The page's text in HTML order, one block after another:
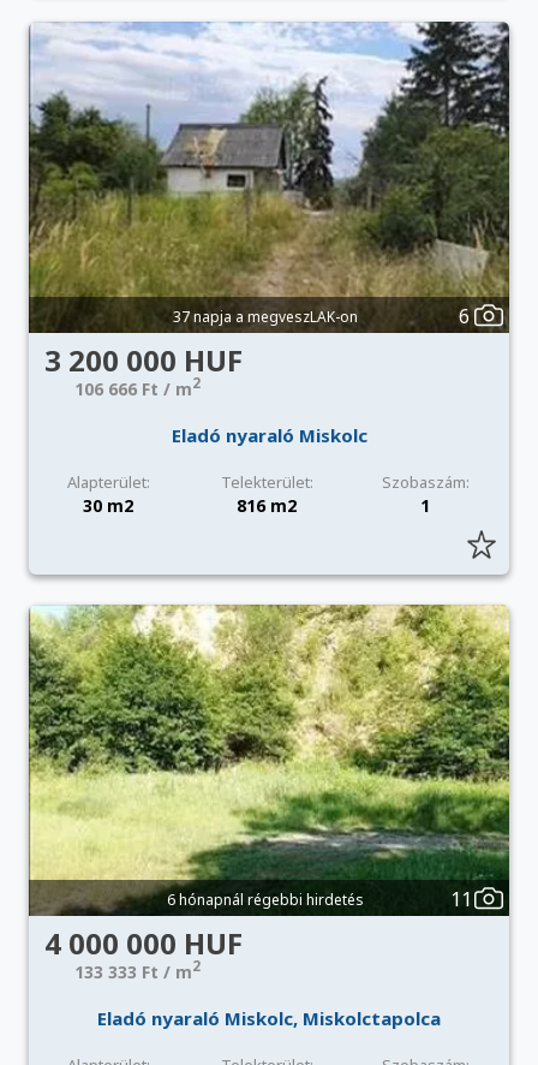
37 napja a megveszLAK-on 6
3 200 000 HUF
106 666 Ft / m2
Eladó nyaraló Miskolc
Alapterület: Telekterület: Szobaszám:
30 m2 816 m2 1
6 hónapnál régebbi hirdetés 11
4 000 000 HUF
133 333 Ft / m2
Eladó nyaraló Miskolc, Miskolctapolca